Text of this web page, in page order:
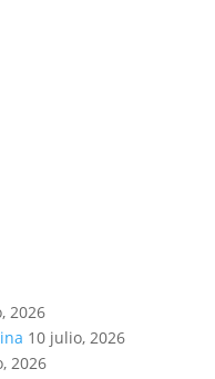
2026
10 julio, 2026
2026